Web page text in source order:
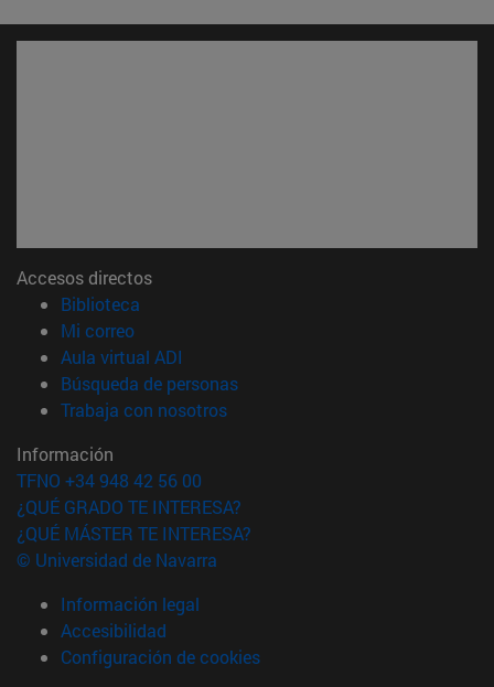
Accesos directos
Biblioteca
Mi correo(abre en nueva ventana)
Aula virtual ADI
Búsqueda de personas(abre en nueva ventana)
Trabaja con nosotros(abre en nueva ventana)
Información
TFNO +34 948 42 56 00
¿QUÉ GRADO TE INTERESA?
¿QUÉ MÁSTER TE INTERESA?
© Universidad de Navarra
Información legal
Accesibilidad
Configuración de cookies